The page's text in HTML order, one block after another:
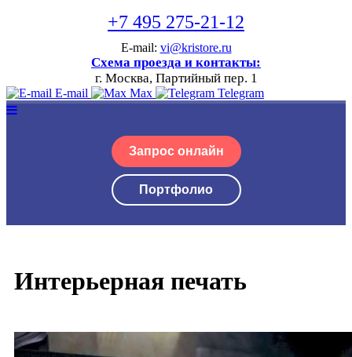
+7 495 275-21-12
E-mail: vi@kristore.ru
Схема проезда и контакты:
г. Москва, Партийный пер. 1
E-mail Max Telegram
Запрос онлайн
Портфолио
Интерьерная печать